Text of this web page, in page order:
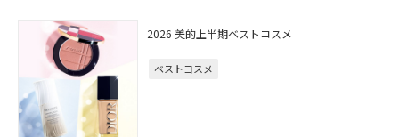
2026 美的上半期ベストコスメ
ベストコスメ